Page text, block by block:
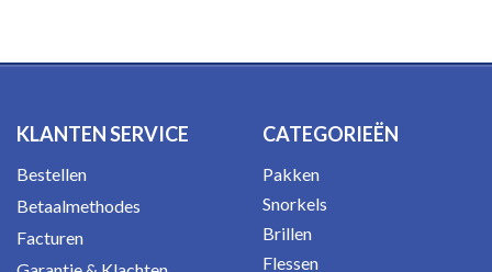
KLANTEN SERVICE
Bestellen
Betaalmethodes
Facturen
CATEGORIEËN
Pakken
Snorkels
Brillen
Flessen